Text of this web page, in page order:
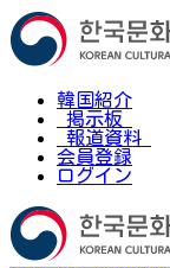
韓国紹介
掲示板
報道資料
会員登録
ログイン